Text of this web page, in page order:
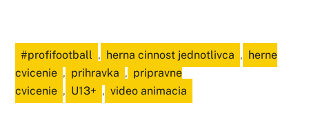
#profifootball , herna cinnost jednotlivca , herne
cvicenie , prihravka , pripravne
cvicenie , U13+ , video animacia